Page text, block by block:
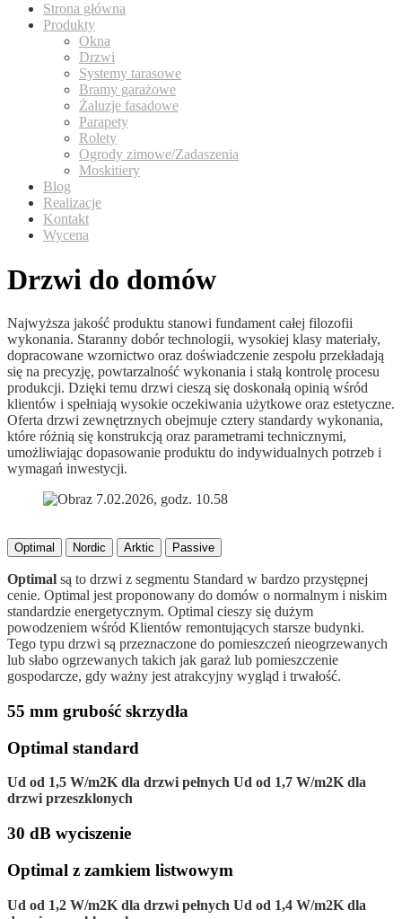
Strona główna
Produkty
Okna
Drzwi
Systemy tarasowe
Bramy garażowe
Żaluzje fasadowe
Parapety
Rolety
Ogrody zimowe/Zadaszenia
Moskitiery
Blog
Realizacje
Kontakt
Wycena
Drzwi do domów
Najwyższa jakość produktu stanowi fundament całej filozofii
wykonania. Staranny dobór technologii, wysokiej klasy materiały,
dopracowane wzornictwo oraz doświadczenie zespołu przekładają
się na precyzję, powtarzalność wykonania i stałą kontrolę procesu
produkcji. Dzięki temu drzwi cieszą się doskonałą opinią wśród
klientów i spełniają wysokie oczekiwania użytkowe oraz estetyczne.
Oferta drzwi zewnętrznych obejmuje cztery standardy wykonania,
które różnią się konstrukcją oraz parametrami technicznymi,
umożliwiając dopasowanie produktu do indywidualnych potrzeb i
wymagań inwestycji.
Optimal Nordic Arktic Passive
Optimal są to drzwi z segmentu Standard w bardzo przystępnej
cenie. Optimal jest proponowany do domów o normalnym i niskim
standardzie energetycznym. Optimal cieszy się dużym
powodzeniem wśród Klientów remontujących starsze budynki.
Tego typu drzwi są przeznaczone do pomieszczeń nieogrzewanych
lub słabo ogrzewanych takich jak garaż lub pomieszczenie
gospodarcze, gdy ważny jest atrakcyjny wygląd i trwałość.
55 mm grubość skrzydła
Optimal standard
Ud od 1,5 W/m2K dla drzwi pełnych Ud od 1,7 W/m2K dla
drzwi przeszklonych
30 dB wyciszenie
Optimal z zamkiem listwowym
Ud od 1,2 W/m2K dla drzwi pełnych Ud od 1,4 W/m2K dla